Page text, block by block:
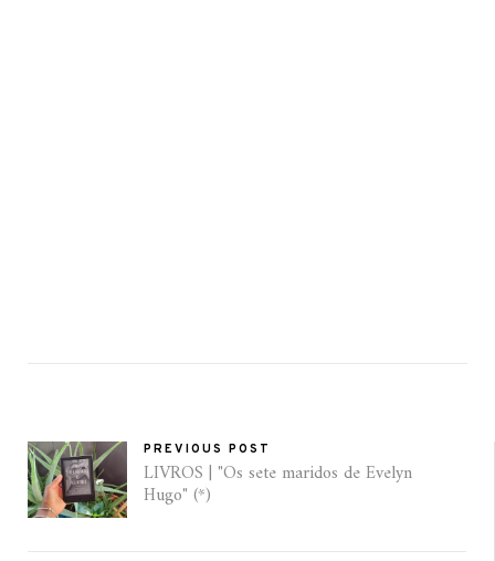
PREVIOUS POST
LIVROS | "Os sete maridos de Evelyn
Hugo" (*)